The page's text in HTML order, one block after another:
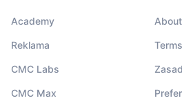
Academy
Reklama
CMC Labs
CMC Max